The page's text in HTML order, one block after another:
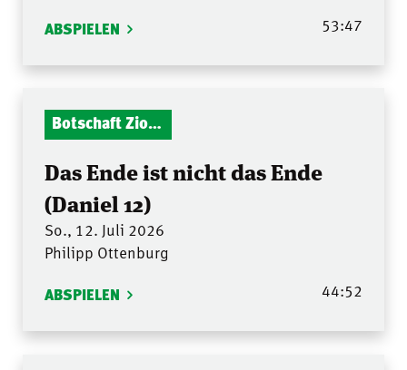
ABSPIELEN 53:47
Botschaft Zionshalle
Das Ende ist nicht das Ende
(Daniel 12)
So., 12. Juli 2026
Philipp Ottenburg
ABSPIELEN 44:52